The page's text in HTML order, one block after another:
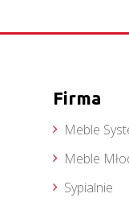
Firma
Meble
Meble
Sypialnie